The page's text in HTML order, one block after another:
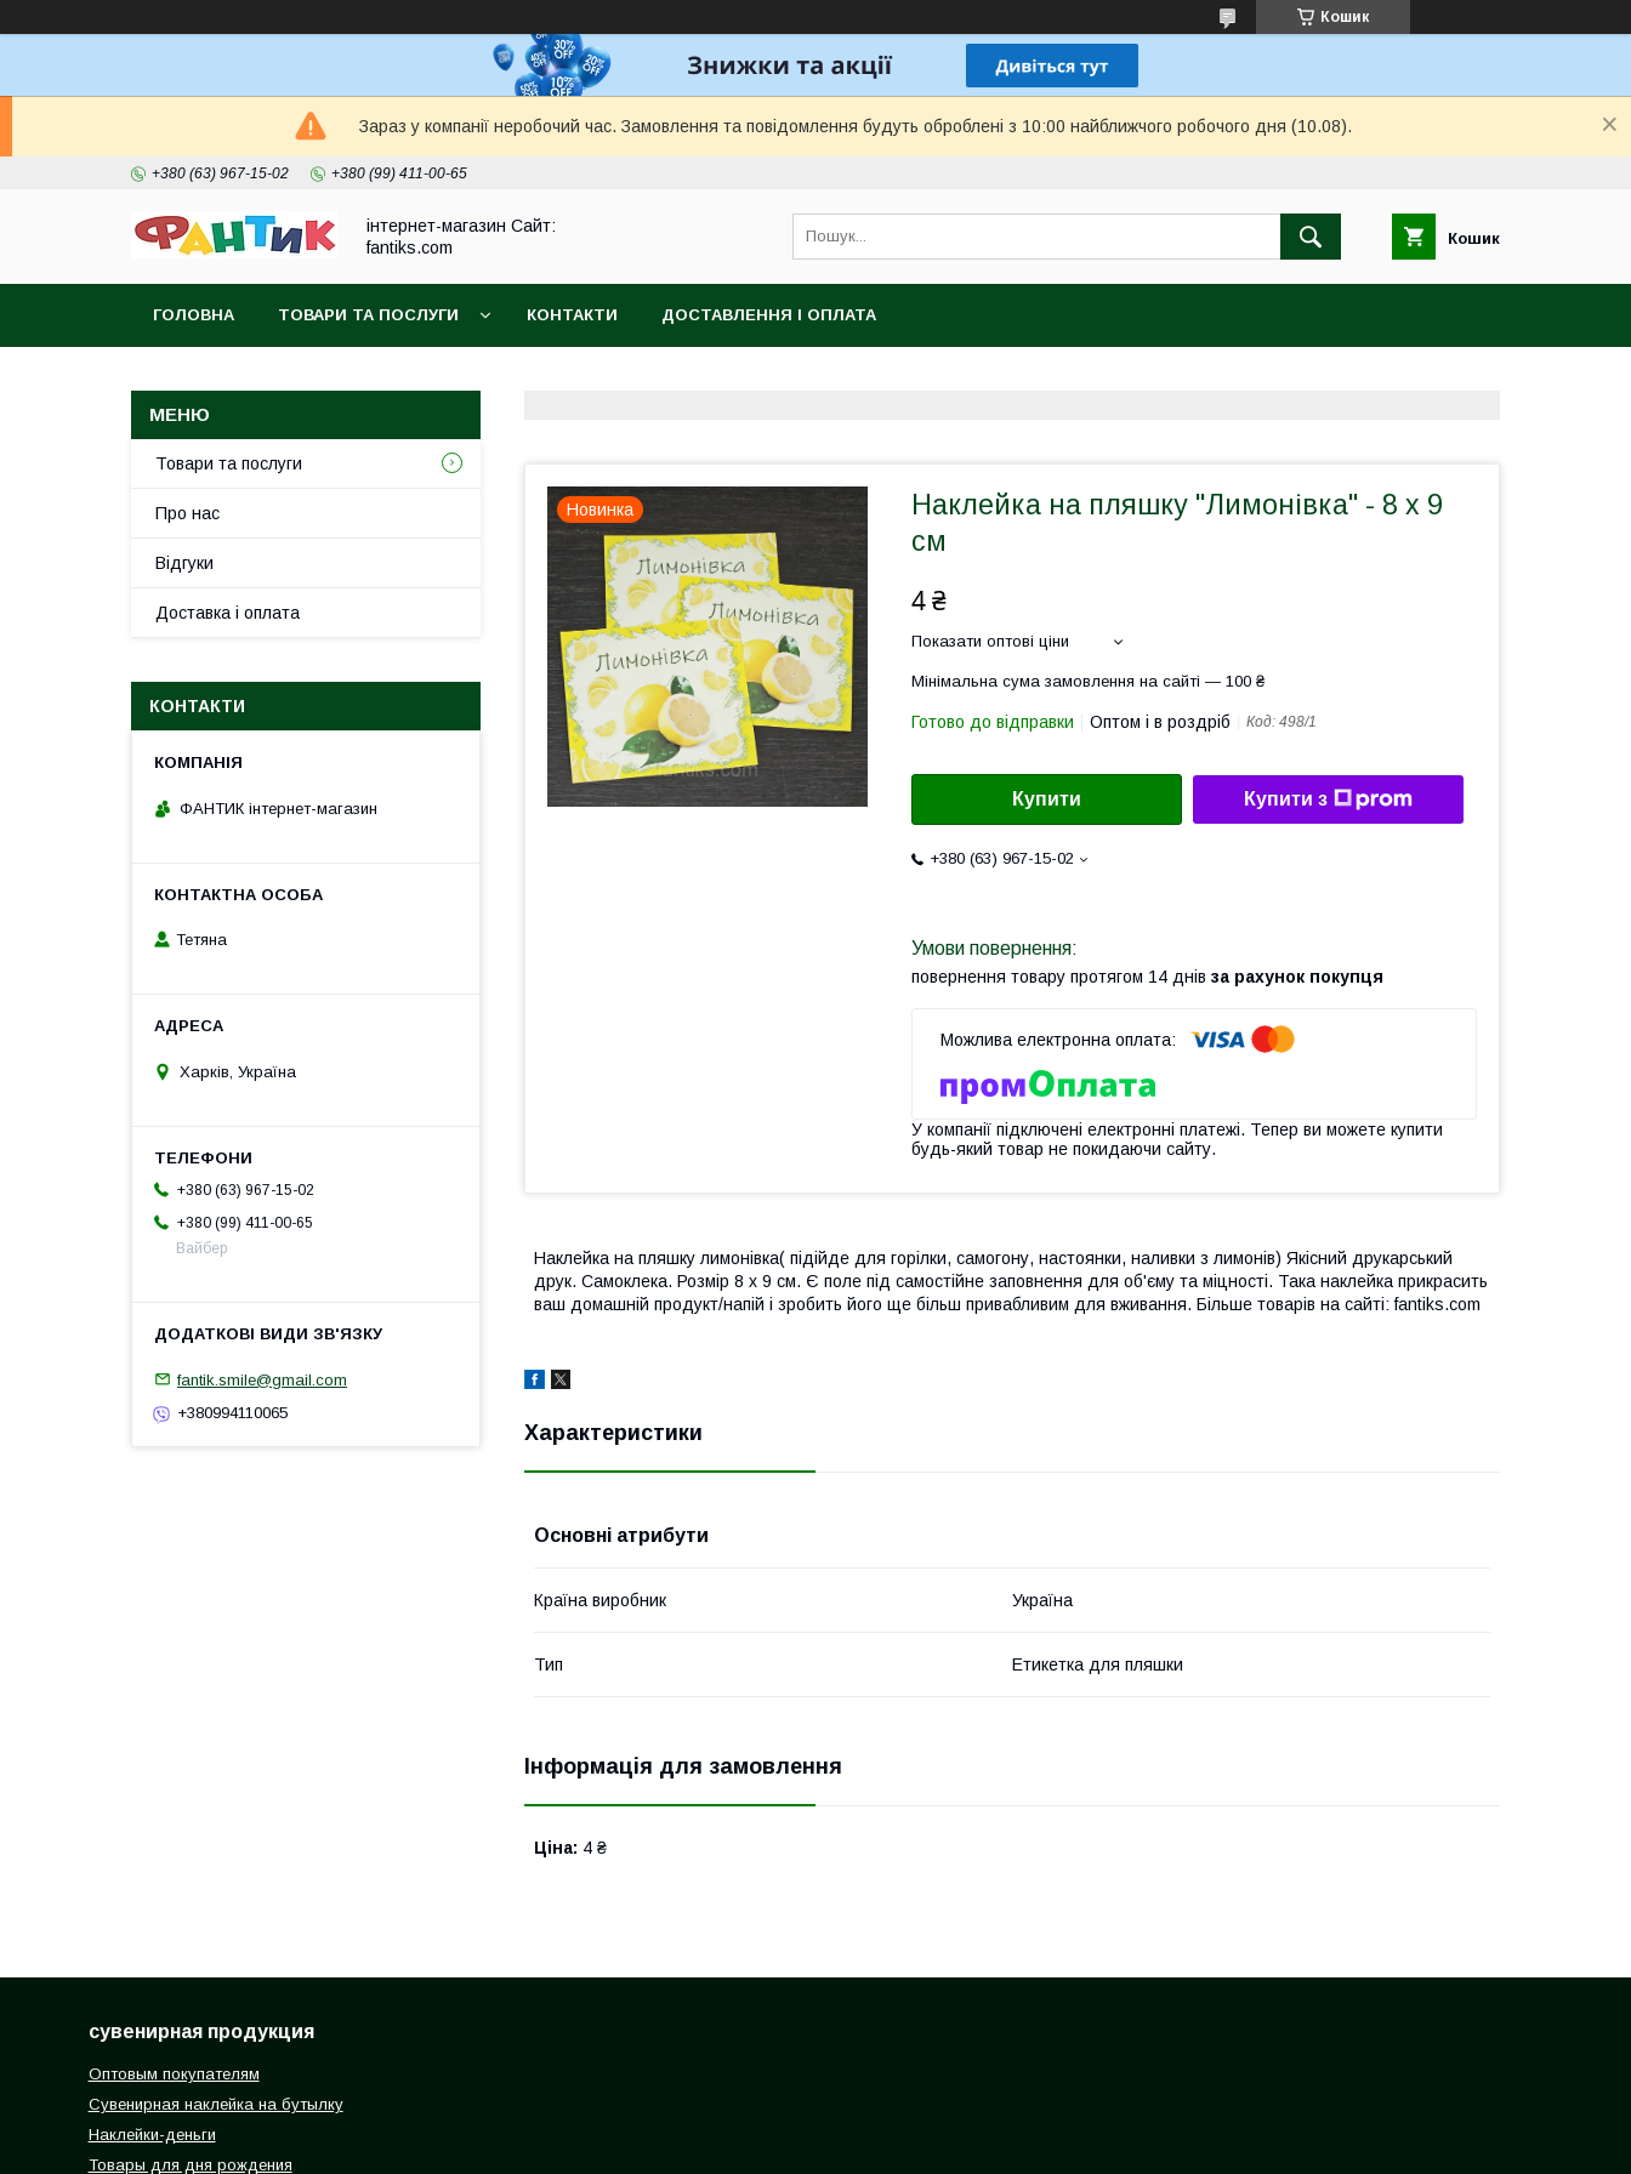
Кошик
Зараз у компанії неробочий час. Замовлення та повідомлення будуть оброблені з 10:00 найближчого робочого дня (10.08).
+380 (63) 967-15-02 +380 (99) 411-00-65
інтернет-магазин Сайт:
fantiks.com
Кошик
ГОЛОВНА ТОВАРИ ТА ПОСЛУГИ КОНТАКТИ ДОСТАВЛЕННЯ І ОПЛАТА
Новинка
Наклейка на пляшку "Лимонівка" - 8 х 9
см
4 ₴
Показати оптові ціни
Мінімальна сума замовлення на сайті — 100 ₴
Готово до відправки Оптом і в роздріб Код: 498/1
Купити Купити з
+380 (63) 967-15-02
повернення товару протягом 14 днів за рахунок покупця
У компанії підключені електронні платежі. Тепер ви можете купити
будь-який товар не покидаючи сайту.
Наклейка на пляшку лимонівка( підійде для горілки, самогону, настоянки, наливки з лимонів) Якісний друкарський
друк. Самоклека. Розмір 8 х 9 см. Є поле під самостійне заповнення для об'єму та міцності. Така наклейка прикрасить
ваш домашній продукт/напій і зробить його ще більш привабливим для вживання. Більше товарів на сайті: fantiks.com
Характеристики
Основні атрибути
Країна виробник Україна
Тип Етикетка для пляшки
Інформація для замовлення
Ціна: 4 ₴
Товари та послуги
Про нас
Відгуки
Доставка і оплата
КОНТАКТИ
ФАНТИК інтернет-магазин
Тетяна
Харків, Україна
+380 (63) 967-15-02
+380 (99) 411-00-65
Вайбер
fantik.smile@gmail.com
+380994110065
сувенирная продукция
Оптовым покупателям
Сувенирная наклейка на бутылку
Наклейки-деньги
Товары для дня рождения